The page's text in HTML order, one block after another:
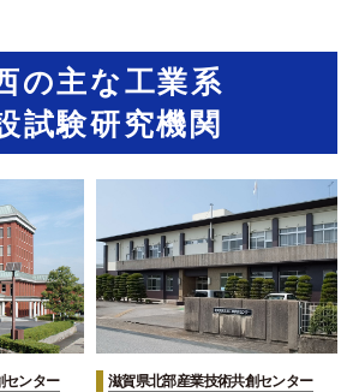
の主な工業系
試験研究機関
センター 滋賀県北部産業技術共創センター